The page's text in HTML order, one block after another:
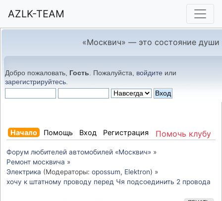
AZLK-TEAM
«Москвич» — это состояние души
Добро пожаловать, Гость . Пожалуйста, войдите или
зарегистрируйтесь
Помочь клубу
Начало Помощь Вход Регистрация
Форум любителей автомобилей «Москвич» »
Ремонт москвича »
Электрика (Модераторы: opossum, Elektron) »
хочу к штатному проводу перед Чя подсоединить 2 провода